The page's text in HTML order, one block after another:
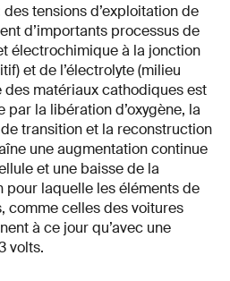
tensions d’exploitation de
d’importants processus de
électrochimique à la jonction
et de l’électrolyte (milieu
matériaux cathodiques est
la libération d’oxygène, la
transition et la reconstruction
une augmentation continue
et une baisse de la
pour laquelle les éléments de
comme celles des voitures
à ce jour qu’avec une
volts.